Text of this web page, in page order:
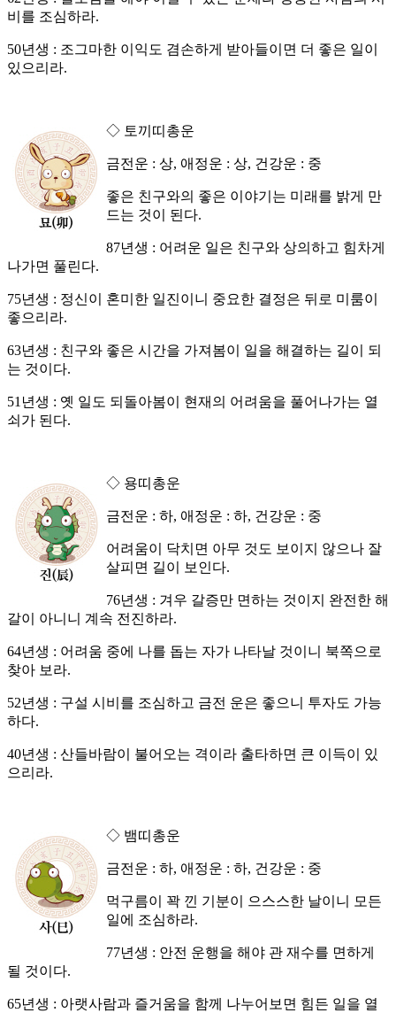
비를 조심하라.
50년생 : 조그마한 이익도 겸손하게 받아들이면 더 좋은 일이
있으리라.
◇ 토끼띠총운
금전운 : 상, 애정운 : 상, 건강운 : 중
좋은 친구와의 좋은 이야기는 미래를 밝게 만
드는 것이 된다.
87년생 : 어려운 일은 친구와 상의하고 힘차게
나가면 풀린다.
75년생 : 정신이 혼미한 일진이니 중요한 결정은 뒤로 미룸이
좋으리라.
63년생 : 친구와 좋은 시간을 가져봄이 일을 해결하는 길이 되
는 것이다.
51년생 : 옛 일도 되돌아봄이 현재의 어려움을 풀어나가는 열
쇠가 된다.
◇ 용띠총운
금전운 : 하, 애정운 : 하, 건강운 : 중
어려움이 닥치면 아무 것도 보이지 않으나 잘
살피면 길이 보인다.
76년생 : 겨우 갈증만 면하는 것이지 완전한 해
갈이 아니니 계속 전진하라.
64년생 : 어려움 중에 나를 돕는 자가 나타날 것이니 북쪽으로
찾아 보라.
52년생 : 구설 시비를 조심하고 금전 운은 좋으니 투자도 가능
하다.
40년생 : 산들바람이 불어오는 격이라 출타하면 큰 이득이 있
으리라.
◇ 뱀띠총운
금전운 : 하, 애정운 : 하, 건강운 : 중
먹구름이 꽉 낀 기분이 으스스한 날이니 모든
일에 조심하라.
77년생 : 안전 운행을 해야 관 재수를 면하게
될 것이다.
65년생 : 아랫사람과 즐거움을 함께 나누어보면 힘든 일을 열